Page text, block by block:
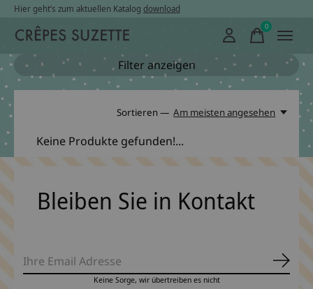
Hier geht’s zum aktuellen Katalog download
0items
Filter anzeigen
Sortieren — Am meisten angesehen
Keine Produkte gefunden!...
Bleiben Sie in Kontakt
Keine Sorge, wir übertreiben es nicht